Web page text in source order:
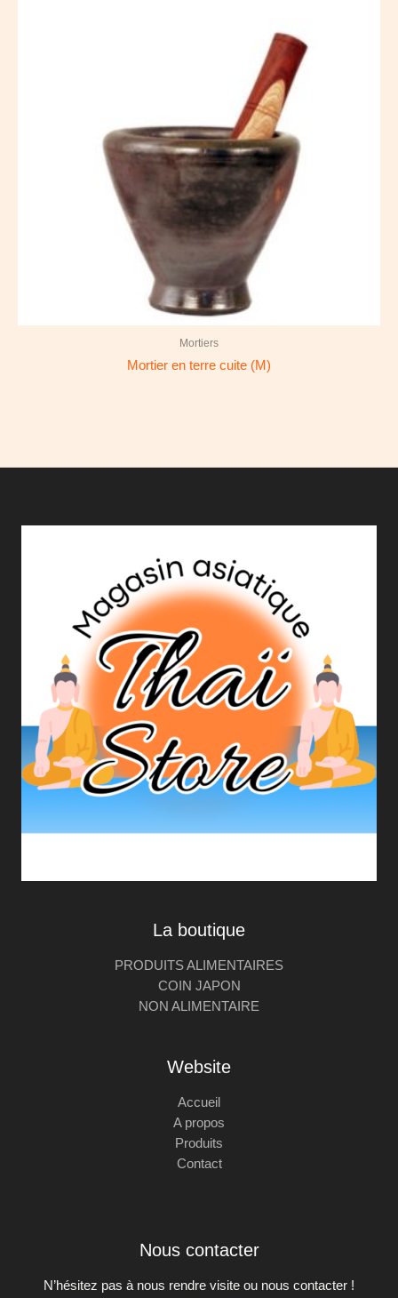
Mortiers
Mortier en terre cuite (M)
La boutique
PRODUITS ALIMENTAIRES
COIN JAPON
NON ALIMENTAIRE
Website
Accueil
A propos
Produits
Contact
Nous contacter
N’hésitez pas à nous rendre visite ou nous contacter !